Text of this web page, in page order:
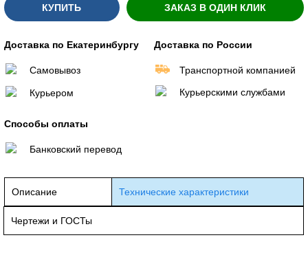
КУПИТЬ ЗАКАЗ В ОДИН КЛИК
Доставка по Екатеринбургу
Самовывоз
Курьером
Доставка по России
Транспортной компанией
Курьерскими службами
Способы оплаты
Банковский перевод
Описание Технические характеристики
Чертежи и ГОСТы